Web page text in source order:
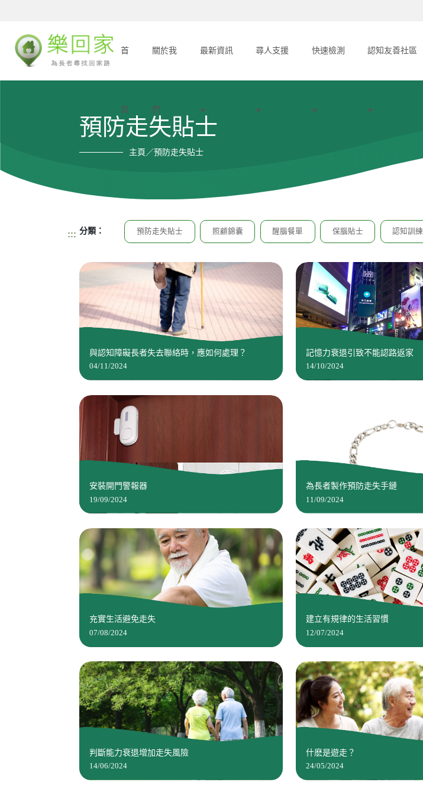
首
頁
關於我
們
最新資訊 尋人支援 快速檢測 認知友善社區
預防走失貼士
主頁／預防走失貼士
::: 分類： 預防走失貼士 照顧錦囊 醒腦餐單 保腦貼士 認知訓練
與認知障礙長者失去聯絡時，應如何處理？
04/11/2024
記憶力衰退引致不能認路返家
14/10/2024
安裝開門警報器
19/09/2024
為長者製作預防走失手鏈
11/09/2024
充實生活避免走失
07/08/2024
建立有規律的生活習慣
12/07/2024
判斷能力衰退增加走失風險
14/06/2024
什麽是遊走？
24/05/2024